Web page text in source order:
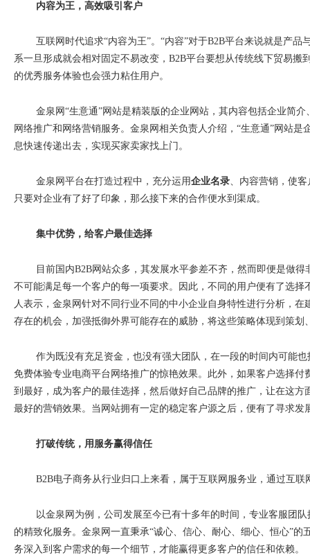
内容为王，高效吸引客户
互联网时代追求“内容为王”。 “内容”对于B2B平台来说就是产品
系一旦形成就会相对固定不易改变， B2B平台要想从传统线下贸易搬
的优秀服务体验也会强力粘住用户。
金泉网 “生意通”网站是精装版的企业网站，其内容包括企业简
网络推广和网络营销服务。金泉网相关负责人介绍， “生意通”网站是
息快速传递出去，实现买家卖家找上门。
金泉网平台在打造过程中，充分运用企业名录、内容营销，使
只要对企业有了好了印象，那么接下来的合作便水到渠成。
集中优势，给客户最佳选择
目前国内B2B网站众多，其发展水平参差不齐，然而即便是做
不可能满足每一个客户的每一项要求。因此，不同的用户便有了选择
人表示，金泉网针对不同行业不同的中小企业自身特性进行分析，
存在的机会，加强抵御外界可能存在的威胁，将这些策略体现到策
作为既没有充足资金，也没有强大团队，在一段的时间内可能
免费体验专业电商平台网络推广的惊艳效果。此外，如果客户选择
到最好，成为客户的最佳选择，然后做好自己品牌的推广，让在这
最好的营销效果。当网站拥有一定的稳定客户源之后，便有了寻求发
打破传统，用服务赢得信任
B2B电子商务从行业归口上来看，属于互联网服务业，通过互
以金泉网为例，公司发展至今已有十多年的时间，专业客服团
的精致化服务。金泉网一直秉承“诚心、信心、耐心、细心、恒心”的
务深入到客户需求的每一个细节，才能赢得更多客户的信任和依赖。